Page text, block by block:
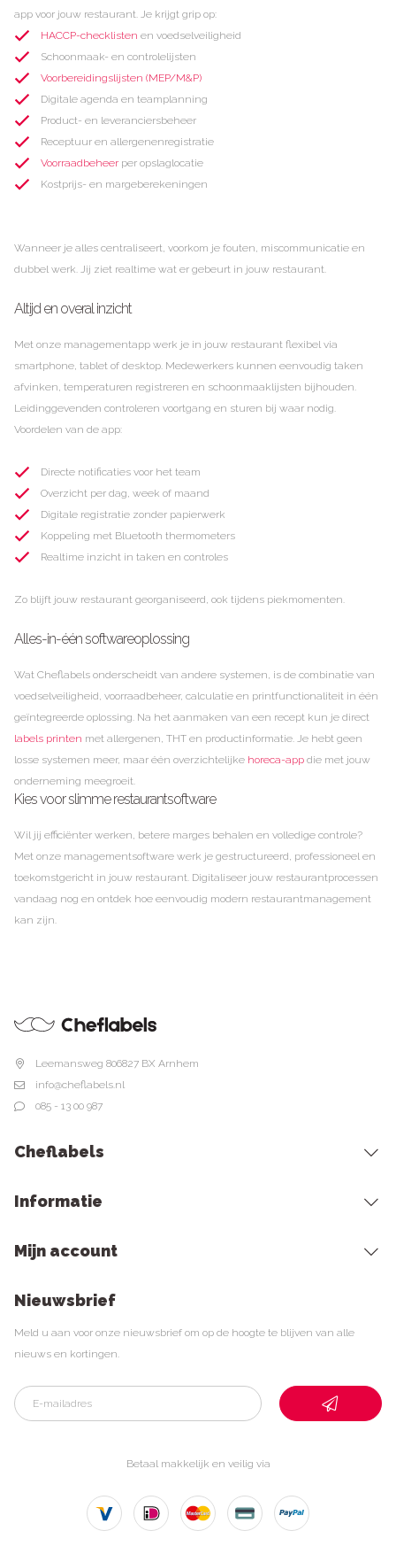
app voor jouw restaurant. Je krijgt grip op:
HACCP-checklisten en voedselveiligheid
Schoonmaak- en controlelijsten
Voorbereidingslijsten (MEP/M&P)
Digitale agenda en teamplanning
Product- en leveranciersbeheer
Receptuur en allergenenregistratie
Voorraadbeheer per opslaglocatie
Kostprijs- en margeberekeningen
Wanneer je alles centraliseert, voorkom je fouten, miscommunicatie en
dubbel werk. Jij ziet realtime wat er gebeurt in jouw restaurant.
Altijd en overal inzicht
Met onze managementapp werk je in jouw restaurant flexibel via
smartphone, tablet of desktop. Medewerkers kunnen eenvoudig taken
afvinken, temperaturen registreren en schoonmaaklijsten bijhouden.
Leidinggevenden controleren voortgang en sturen bij waar nodig.
Voordelen van de app:
Directe notificaties voor het team
Overzicht per dag, week of maand
Digitale registratie zonder papierwerk
Koppeling met Bluetooth thermometers
Realtime inzicht in taken en controles
Zo blijft jouw restaurant georganiseerd, ook tijdens piekmomenten.
Alles-in-één softwareoplossing
Wat Cheflabels onderscheidt van andere systemen, is de combinatie van
voedselveiligheid, voorraadbeheer, calculatie en printfunctionaliteit in één
geïntegreerde oplossing. Na het aanmaken van een recept kun je direct
labels printen met allergenen, THT en productinformatie. Je hebt geen
losse systemen meer, maar één overzichtelijke horeca-app die met jouw
onderneming meegroeit.
Kies voor slimme restaurantsoftware
Wil jij efficiënter werken, betere marges behalen en volledige controle?
Met onze managementsoftware werk je gestructureerd, professioneel en
toekomstgericht in jouw restaurant. Digitaliseer jouw restaurantprocessen
vandaag nog en ontdek hoe eenvoudig modern restaurantmanagement
kan zijn.
Leemansweg 806827 BX Arnhem
info@cheflabels.nl
085 - 13 00 987
Cheflabels
Informatie
Mijn account
Nieuwsbrief
Meld u aan voor onze nieuwsbrief om op de hoogte te blijven van alle
nieuws en kortingen.
Betaal makkelijk en veilig via